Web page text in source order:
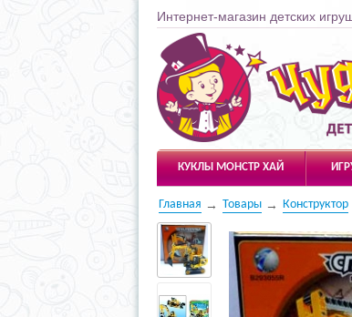
Интернет-магазин детских
Чудесарик
КУКЛЫ МОНСТР ХАЙ
Главная Товары Конструктор